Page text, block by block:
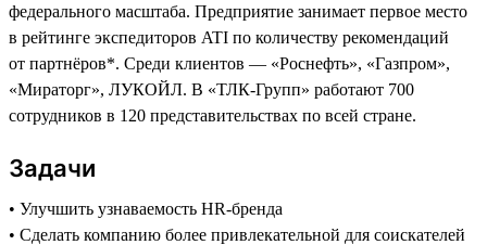
федерального масштаба. Предприятие занимает первое место
в рейтинге экспедиторов ATI по количеству рекомендаций
от партнёров*. Среди клиентов — «Роснефть», «Газпром»,
«Мираторг», ЛУКОЙЛ. В «ТЛК-Групп» работают 700
сотрудников в 120 представительствах по всей стране.
Задачи
• Улучшить узнаваемость HR-бренда
• Сделать компанию более привлекательной для соискателей